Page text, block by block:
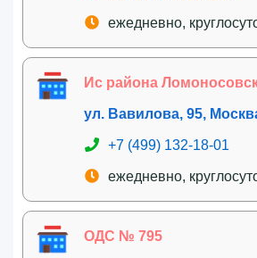
ежедневно,
Ис района
ул. Вавилова, 95,
+7 (499) 132-18-01
ежедневно,
ОДС № 795